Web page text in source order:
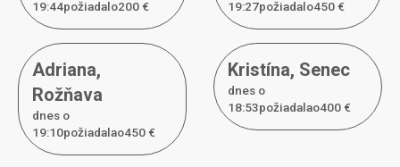
19:44požiadalo200 €
19:27požiadalo450 €
Adriana,
Rožňava
dnes o
19:10požiadalao450 €
Kristína, Senec
dnes o
18:53požiadalao400 €